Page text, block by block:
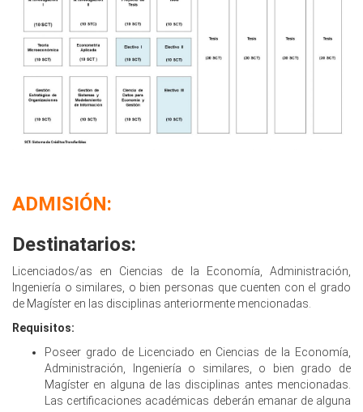
ADMISIÓN:
Destinatarios:
Licenciados/as en Ciencias de la Economía, Administración,
Ingeniería o similares, o bien personas que cuenten con el grado
de Magíster en las disciplinas anteriormente mencionadas.
Requisitos:
Poseer grado de Licenciado en Ciencias de la Economía,
Administración, Ingeniería o similares, o bien grado de
Magíster en alguna de las disciplinas antes mencionadas.
Las certificaciones académicas deberán emanar de alguna